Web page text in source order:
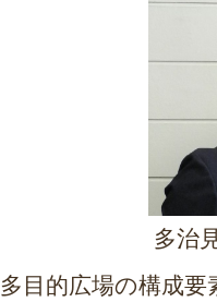
多治
多目的広場の構成